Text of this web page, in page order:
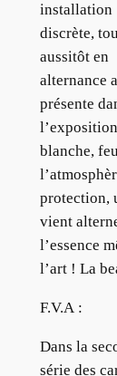
installation
discrète,
aussitôt en
alternance
présente
blanche,
protection,
vient
l’essence
l’art ! La
F.V.A :
Dans la
série des